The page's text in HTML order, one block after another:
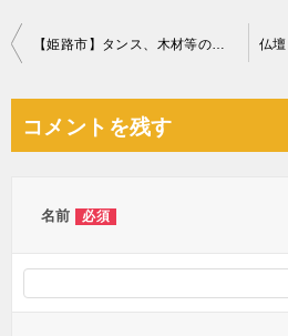
投
ビ
【姫路市】タンス、木材等の回収・処分ご依頼 お客様の声
コメントを残す
名前 必須